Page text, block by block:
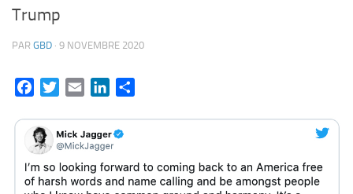
Trump
PAR GBD · 9 NOVEMBRE 2020
FacebookTwitterEmail LinkedIn